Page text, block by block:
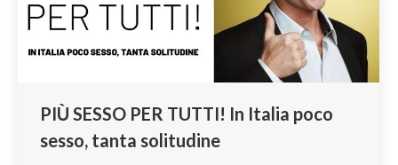
PIÙ SESSO PER TUTTI! In Italia poco
sesso, tanta solitudine